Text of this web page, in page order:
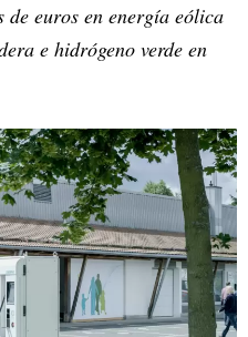
euros en energía eólica
e hidrógeno verde en